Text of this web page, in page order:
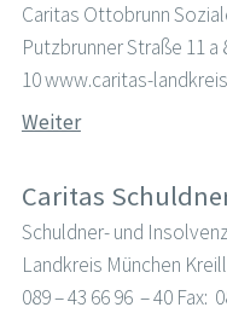
Caritas Ottobrunn
Putzbrunner Straße 11 a
10 www.caritas-
Weiter
Caritas
Schuldner- und
Landkreis München
089 – 43 66 96 – 40 Fax: